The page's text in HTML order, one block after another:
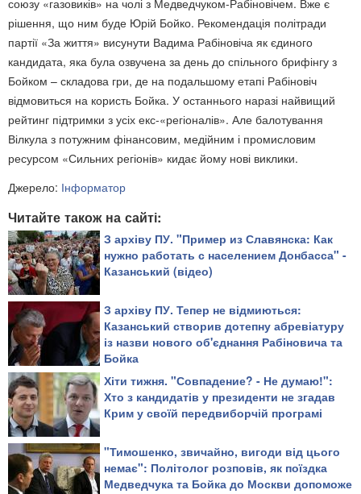
рішення, що ним буде Юрій Бойко. Рекомендація політради
партії «За життя» висунути Вадима Рабіновіча як єдиного
кандидата, яка була озвучена за день до спільного брифінгу з
Бойком – складова гри, де на подальшому етапі Рабіновіч
відмовиться на користь Бойка. У останнього наразі найвищий
рейтинг підтримки з усіх екс-«регіоналів». Але балотування
Вілкула з потужним фінансовим, медійним і промисловим
ресурсом «Сильних регіонів» кидає йому нові виклики.
Джерело: Інформатор
Читайте також на сайті:
З архіву ПУ. "Пример из Славянска: Как
нужно работать с населением Донбасса" -
Казанський (відео)
З архіву ПУ. Тепер не відмиються:
Казанський створив дотепну абревіатуру
із назви нового об'єднання Рабіновича та
Бойка
Хіти тижня. "Совпадение? - Не думаю!":
Хто з кандидатів у президенти не згадав
Крим у своїй передвиборчій програмі
"Тимошенко, звичайно, вигоди від цього
немає": Політолог розповів, як поїздка
Медведчука та Бойка до Москви допоможе